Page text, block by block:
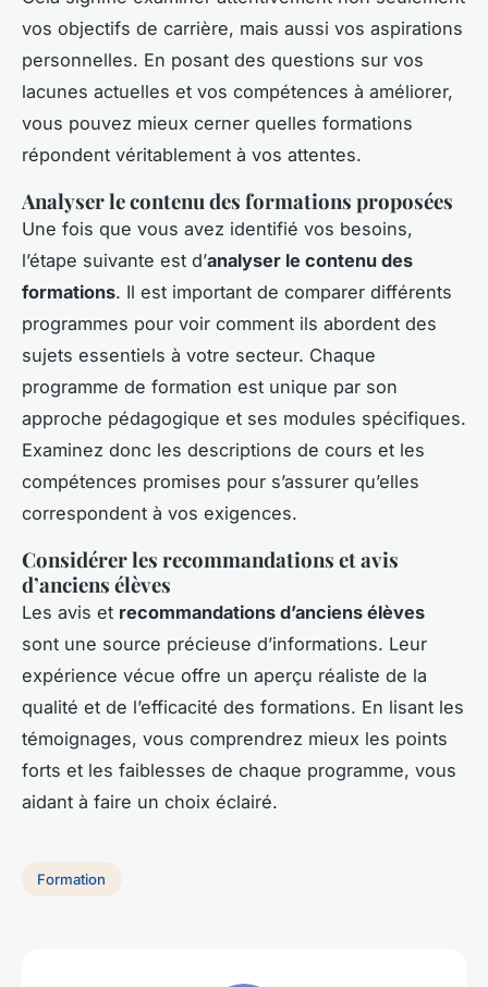
vos objectifs de carrière, mais aussi vos aspirations
personnelles. En posant des questions sur vos
lacunes actuelles et vos compétences à améliorer,
vous pouvez mieux cerner quelles formations
répondent véritablement à vos attentes.
Analyser le contenu des formations proposées
Une fois que vous avez identifié vos besoins,
l’étape suivante est d’analyser le contenu des
formations. Il est important de comparer différents
programmes pour voir comment ils abordent des
sujets essentiels à votre secteur. Chaque
programme de formation est unique par son
approche pédagogique et ses modules spécifiques.
Examinez donc les descriptions de cours et les
compétences promises pour s’assurer qu’elles
correspondent à vos exigences.
Considérer les recommandations et avis
d’anciens élèves
Les avis et recommandations d’anciens élèves
sont une source précieuse d’informations. Leur
expérience vécue offre un aperçu réaliste de la
qualité et de l’efficacité des formations. En lisant les
témoignages, vous comprendrez mieux les points
forts et les faiblesses de chaque programme, vous
aidant à faire un choix éclairé.
Formation